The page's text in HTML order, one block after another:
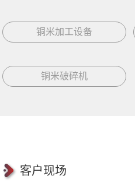
铜米加工设备
铜米破碎机
客户现场